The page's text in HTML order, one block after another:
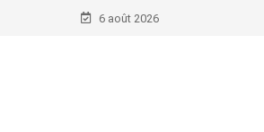
6 août 2026